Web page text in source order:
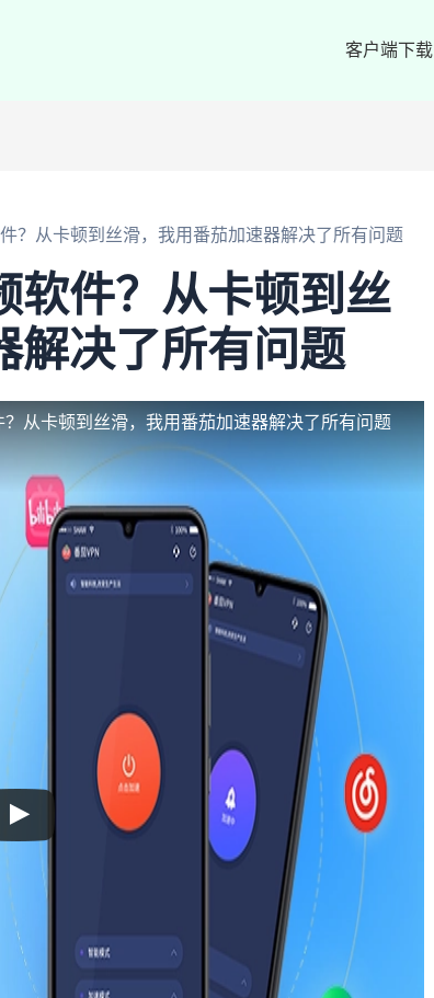
客户端下载
？从卡顿到丝滑，我用番茄加速器解决了所有问题
软件？从卡顿到丝
解决了所有问题
从卡顿到丝滑，我用番茄加速器解决了所有问题